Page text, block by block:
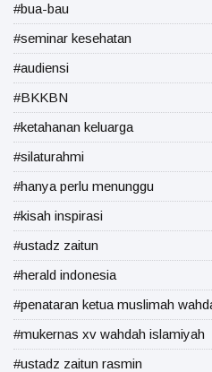
#bua-bau
#seminar kesehatan
#audiensi
#BKKBN
#ketahanan keluarga
#silaturahmi
#hanya perlu menunggu
#kisah inspirasi
#ustadz zaitun
#herald indonesia
#penataran ketua muslimah
#mukernas xv wahdah islamiyah
#ustadz zaitun rasmin